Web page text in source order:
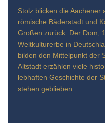
Stolz blicken die Aachener
römische Bäderstadt und
Großen zurück. Der Dom,
Weltkulturerbe in
bilden den Mittelpunkt der
Altstadt erzählen viele
lebhaften Geschichte der
stehen geblieben.